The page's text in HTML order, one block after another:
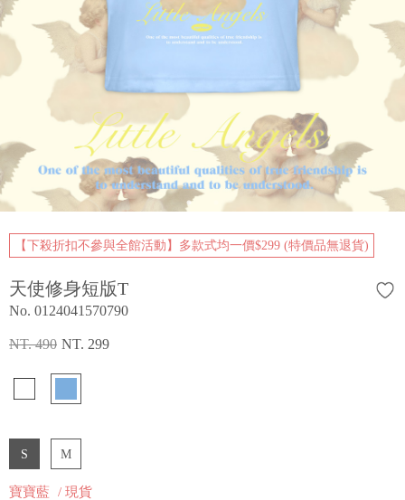
【下殺折扣不參與全館活動】多款式均一價$299 (特價品無退貨)
天使修身短版T
No. 0124041570790
NT. 490 NT. 299
S M
寶寶藍 / 現貨